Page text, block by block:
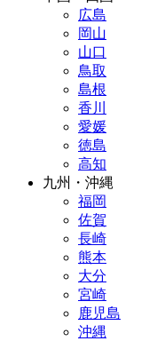
広島
岡山
山口
鳥取
島根
香川
愛媛
徳島
高知
九州・沖縄
福岡
佐賀
長崎
熊本
大分
宮崎
鹿児島
沖縄